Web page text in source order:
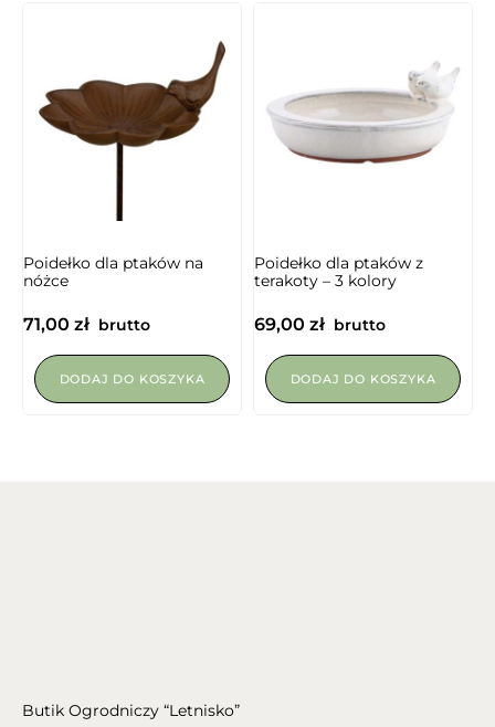
Poidełko dla ptaków na
nóżce
71,00 zł brutto
DODAJ DO KOSZYKA
Poidełko dla ptaków z
terakoty – 3 kolory
69,00 zł brutto
DODAJ DO KOSZYKA
Butik Ogrodniczy “Letnisko”